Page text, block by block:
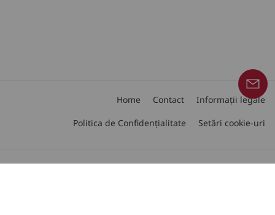
Home Contact
Informații legale
Politica de Confidențialitate
Setări cookie-uri